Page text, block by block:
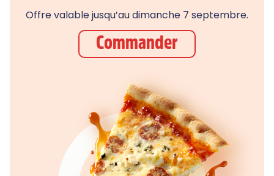
Offre valable jusqu’au dimanche 7 septembre.
Commander